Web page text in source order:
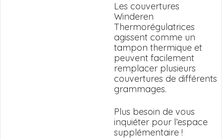
Les couvertures
Winderen
Thermorégulatrices
agissent comme un
tampon thermique et
peuvent facilement
remplacer plusieurs
couvertures de différents
grammages.
Plus besoin de vous
inquiéter pour l’espace
supplémentaire !